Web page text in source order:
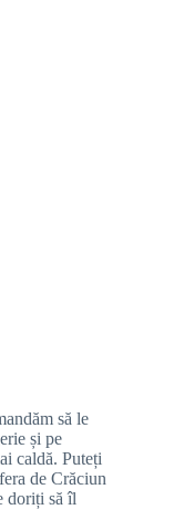
să le
și pe
caldă. Puteți
de Crăciun
doriți să îl